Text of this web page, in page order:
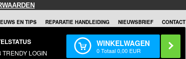
EN TIPS REPARATIE HANDLEIDING NIEUWSBRIEF CONTACT
TRENDY LOGIN
WINKELWAGEN
0Totaal0,00 EUR